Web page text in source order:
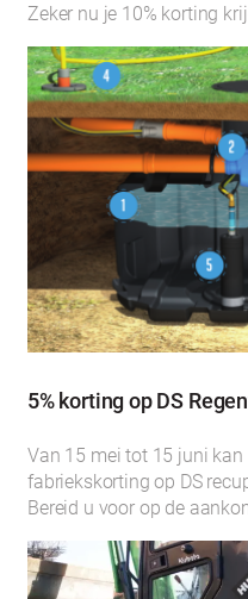
Zeker nu je 10% korting
5% korting op DS
Van 15 mei tot 15 juni kan
fabriekskorting op DS
Bereid u voor op de